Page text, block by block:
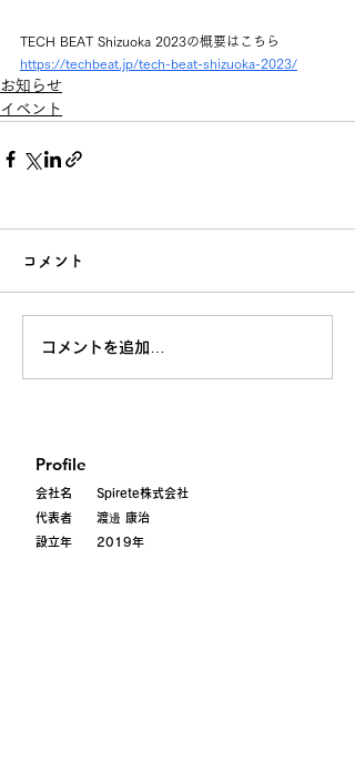
TECH BEAT Shizuoka 2023の概要はこちら
https://techbeat.jp/tech-beat-shizuoka-2023/
お知らせ
イベント
コメント
コメントを追加…
Profile
会社名 Spirete株式会社
代表者 渡邊 康治
設立年 2019年